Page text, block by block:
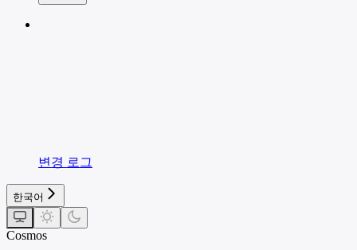
변경 로그
한국어
Cosmos